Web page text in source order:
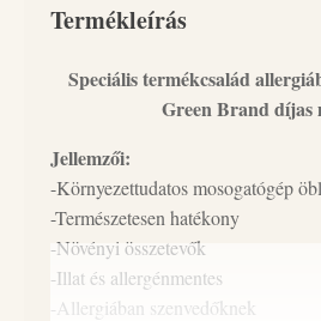
Termékleírás
Speciális termékcsalád
Green Brand díjas
Jellemzői:
-Környezettudatos mosogatógép
-Természetesen hatékony
-Növényi összetevők
-Illat és allergénmentes
-Allergiában szenvedőknek